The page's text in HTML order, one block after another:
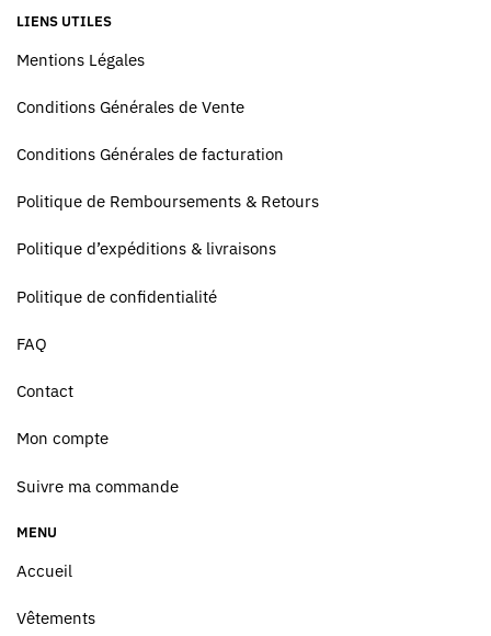
LIENS UTILES
Mentions Légales
Conditions Générales de Vente
Conditions Générales de facturation
Politique de Remboursements & Retours
Politique d’expéditions & livraisons
Politique de confidentialité
FAQ
Contact
Mon compte
Suivre ma commande
MENU
Accueil
Vêtements